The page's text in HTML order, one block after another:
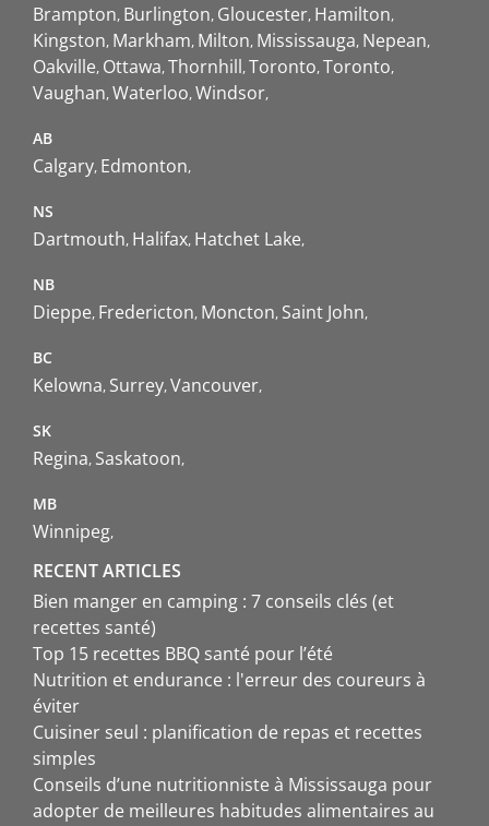
Brampton Burlington Gloucester Hamilton
Kingston Markham Milton Mississauga Nepean
Oakville Ottawa Thornhill Toronto Toronto
Vaughan Waterloo Windsor
AB
Calgary Edmonton
NS
Dartmouth Halifax Hatchet Lake
NB
Dieppe Fredericton Moncton Saint John
BC
Kelowna Surrey Vancouver
SK
Regina Saskatoon
MB
Winnipeg
RECENT ARTICLES
Bien manger en camping : 7 conseils clés (et
recettes santé)
Top 15 recettes BBQ santé pour l’été
Nutrition et endurance : l'erreur des coureurs à
éviter
Cuisiner seul : planification de repas et recettes
simples
Conseils d’une nutritionniste à Mississauga pour
adopter de meilleures habitudes alimentaires au